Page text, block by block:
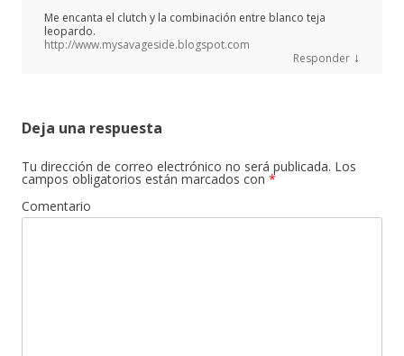
Me encanta el clutch y la combinación entre blanco teja
leopardo.
http://www.mysavageside.blogspot.com
Responder ↓
Deja una respuesta
Tu dirección de correo electrónico no será publicada. Los
campos obligatorios están marcados con *
Comentario